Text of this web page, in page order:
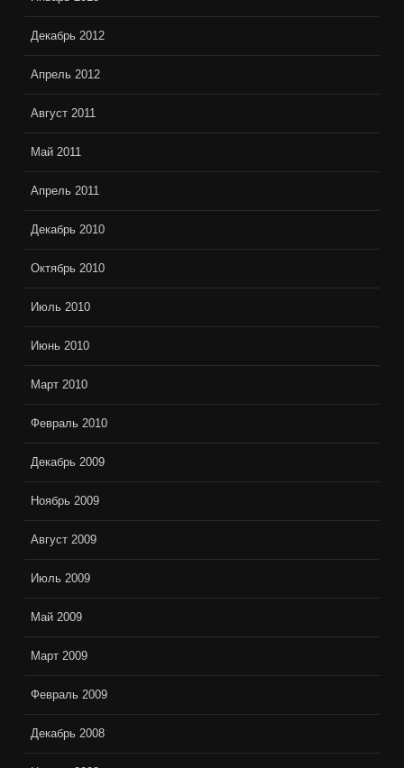
Декабрь 2012
Апрель 2012
Август 2011
Май 2011
Апрель 2011
Декабрь 2010
Октябрь 2010
Июль 2010
Июнь 2010
Март 2010
Февраль 2010
Декабрь 2009
Ноябрь 2009
Август 2009
Июль 2009
Май 2009
Март 2009
Февраль 2009
Декабрь 2008